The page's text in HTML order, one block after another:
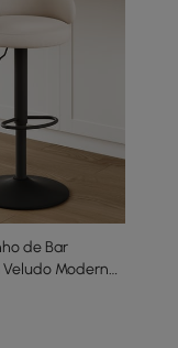
de Bar
Moderno,